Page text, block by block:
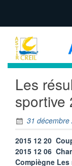
Les
sportive
31 décembre
2015 12 20
2015 12 06
Compiègne